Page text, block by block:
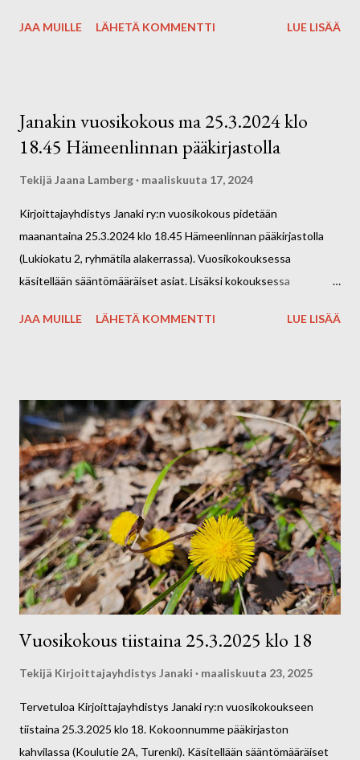
klo13.00- 14.30. Osoite: Harvialan Kartano 32, 13300 Harviala.
kynnyksen tapaamiskertoja. Tervetuloa mukaan! Kahvit ja
kahvileivät omakustanteisesti. Ota mukaan omat
JAA MUILLE LÄHETÄ KOMMENTTI LUE LISÄÄ
Janakin vuosikokous ma 25.3.2024 klo
18.45 Hämeenlinnan pääkirjastolla
Tekijä Jaana Lamberg maaliskuuta 17, 2024
Kirjoittajayhdistys Janaki ry:n vuosikokous pidetään
maanantaina 25.3.2024 klo 18.45 Hämeenlinnan pääkirjastolla
(Lukiokatu 2, ryhmätila alakerrassa). Vuosikokouksessa
käsitellään sääntömääräiset asiat. Lisäksi kokouksessa
johtokunnan (hallituksen) kokoonpanoa. Ennen vuosikokousta
katsojien omiin ajatuksiin, tunteisiin ja tarinoihin. Tarinateatterin
ohjaa Kaija Klemetti, joka on myös Janakin hallituksen
pitkäaikainen jäsen. Tarinateatterin jälkeen siirrymme sujuvasti
kokoukseen. Tervetuloa kevätkokoukseen! Kirjoittajayhdistys
Janaki ry:n hallitus
JAA MUILLE LÄHETÄ KOMMENTTI LUE LISÄÄ
Vuosikokous tiistaina 25.3.2025 klo 18
Tekijä Kirjoittajayhdistys Janaki maaliskuuta 23, 2025
Tervetuloa Kirjoittajayhdistys Janaki ry:n vuosikokoukseen
tiistaina 25.3.2025 klo 18. Kokoonnumme pääkirjaston
kahvilassa (Koulutie 2A, Turenki). Käsitellään sääntömääräiset